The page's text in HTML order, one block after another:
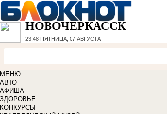
НОВОЧЕРКАССК
23:48 ПЯТНИЦА, 07 АВГУСТА
МЕНЮ
АВТО
АФИША
ЗДОРОВЬЕ
КОНКУРСЫ